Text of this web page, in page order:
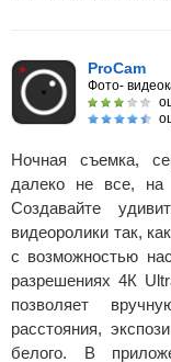
ProCam
Фото-
Ночная съемка,
далеко не все, на
Создавайте
видеоролики так,
с возможностью
разрешениях 4К
позволяет
расстояния,
белого. В